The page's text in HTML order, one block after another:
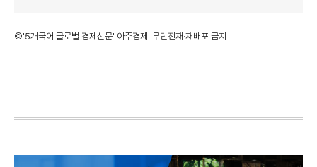
©'5개국어 글로벌 경제신문' 아주경제. 무단전재·재배포 금지